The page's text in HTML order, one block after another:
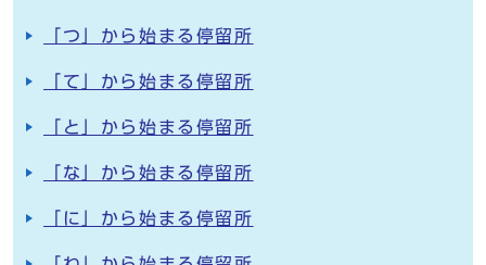
「つ」から始まる停留所
「て」から始まる停留所
「と」から始まる停留所
「な」から始まる停留所
「に」から始まる停留所